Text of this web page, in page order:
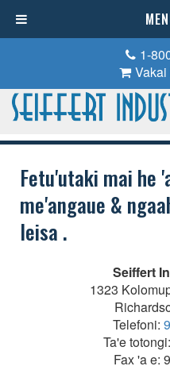
1-
Fetu'utaki mai he
me'angaue &
leisa .
Seiffert
1323
Telefoni:
Ta'e totongi:
Fax 'a e: